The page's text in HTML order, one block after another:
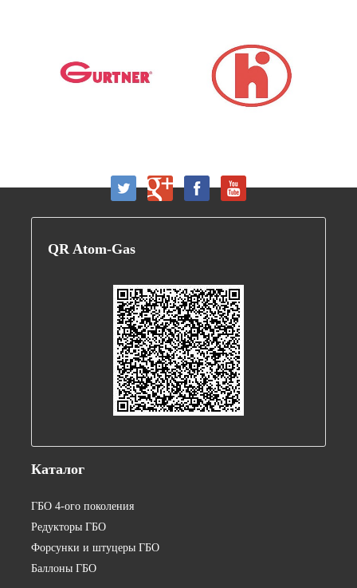
QR Atom-Gas
Каталог
ГБО 4-ого поколения
Редукторы ГБО
Форсунки и штуцеры ГБО
Баллоны ГБО